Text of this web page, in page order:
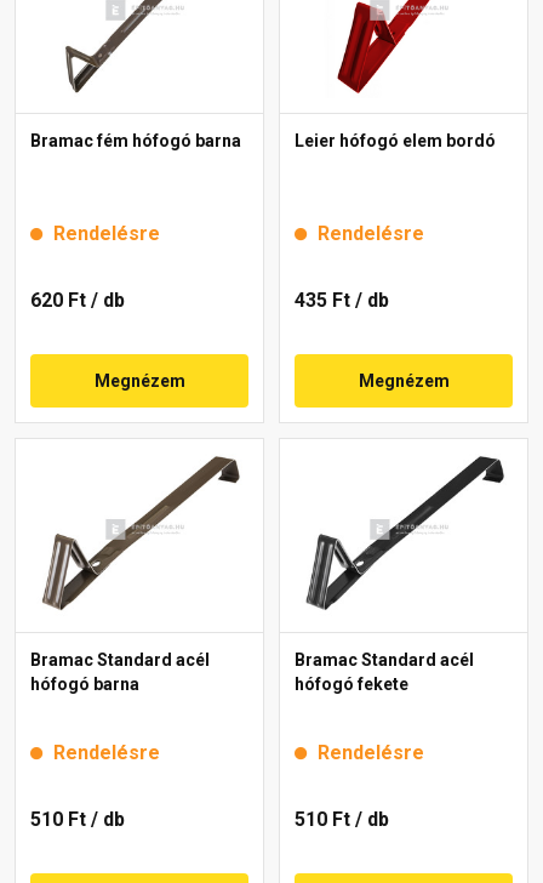
Bramac fém hófogó barna
Rendelésre
620 Ft / db
Megnézem
Leier hófogó elem bordó
Rendelésre
435 Ft / db
Megnézem
Bramac Standard acél
hófogó barna
Rendelésre
510 Ft / db
Bramac Standard acél
hófogó fekete
Rendelésre
510 Ft / db